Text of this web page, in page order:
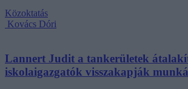
Közoktatás
Kovács Dóri
Lannert Judit a tankerületek
iskolaigazgatók visszakapják